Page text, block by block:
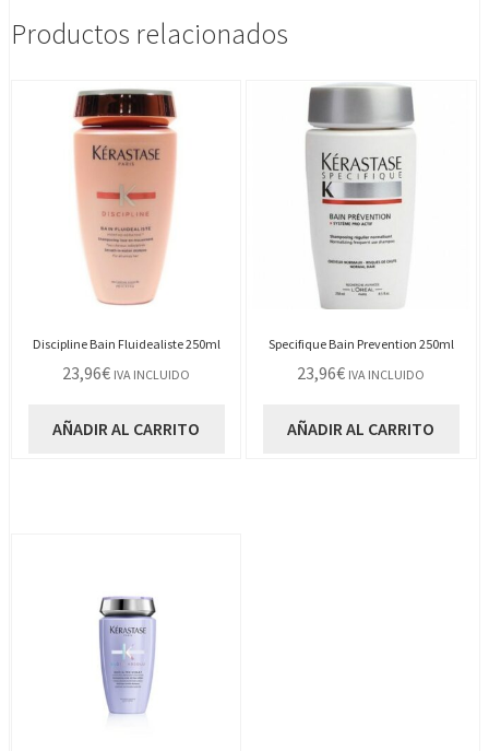
Productos relacionados
Discipline Bain Fluidealiste 250ml
23,96€ IVA INCLUIDO
AÑADIR AL CARRITO
Specifique Bain Prevention 250ml
23,96€ IVA INCLUIDO
AÑADIR AL CARRITO